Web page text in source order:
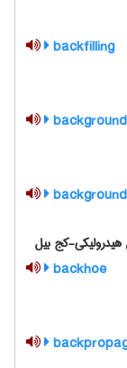
backfilling
background
هیدرولیکی-کج بیل
backhoe